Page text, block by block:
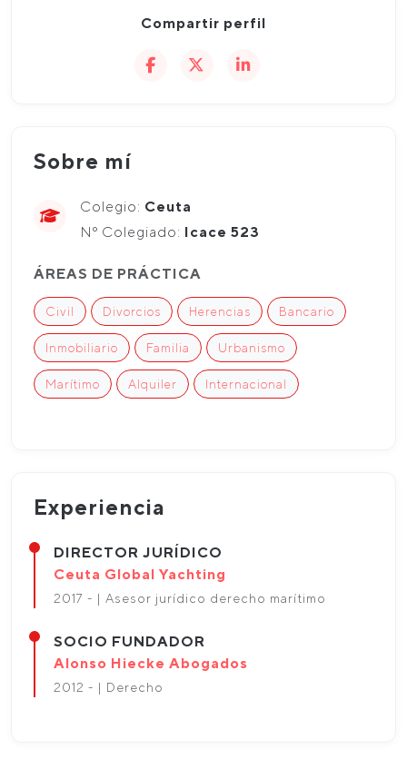
Compartir perfil
Sobre mí
Colegio: Ceuta
Nº Colegiado: Icace 523
ÁREAS DE PRÁCTICA
Civil Divorcios Herencias Bancario
Inmobiliario Familia Urbanismo
Marítimo Alquiler Internacional
Experiencia
DIRECTOR JURÍDICO
Ceuta Global Yachting
2017 - | Asesor jurídico derecho marítimo
SOCIO FUNDADOR
Alonso Hiecke Abogados
2012 - | Derecho